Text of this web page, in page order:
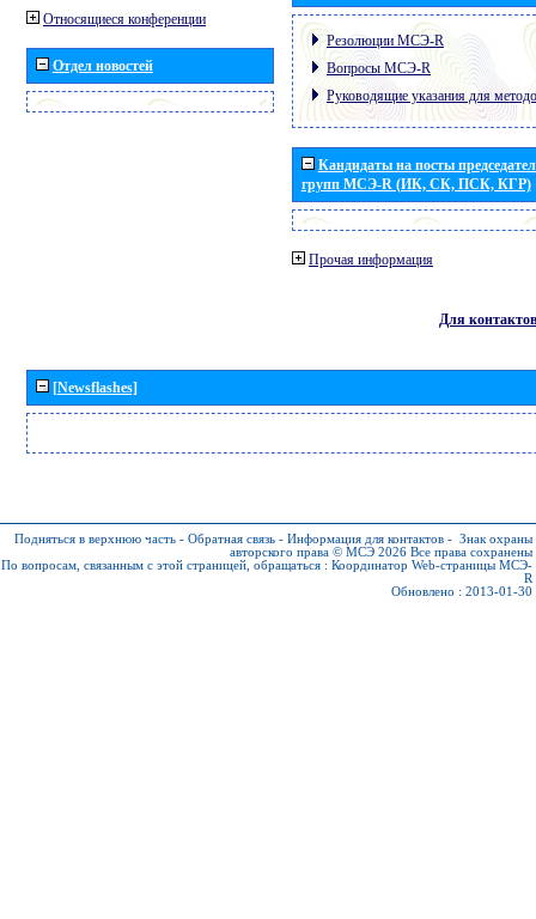
Относящиеся конференции
Отдел новостей
Резолюции МСЭ-R
Вопросы МСЭ-R
Руководящие указания для
Кандидаты на посты
групп МСЭ-R (ИК, СК, ПСК, КГР)
Прочая информация
Для контактов
[Newsflashes]
Подняться в верхнюю часть - Обратная связь - Информация для контактов - Знак охраны
авторского права © МСЭ 2026 Все права сохранены
По вопросам, связанным с этой страницей, обращаться : Координатор Web-страницы МСЭ-
R
Обновлено : 2013-01-30